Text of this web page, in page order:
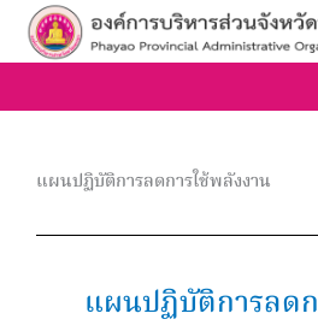
Skip
แผนปฏิบัติการลดการใช้พลังงาน
แผนปฏิบัติการลด